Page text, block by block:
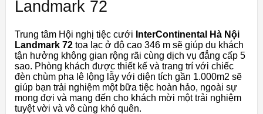
Landmark 72
Trung tâm Hội nghị tiệc cưới InterContinental Hà Nội
Landmark 72 tọa lạc ở độ cao 346 m sẽ giúp du khách
tận hưởng không gian rộng rãi cùng dịch vụ đẳng cấp 5
sao. Phòng khách được thiết kế và trang trí với chiếc
đèn chùm pha lê lộng lẫy với diện tích gần 1.000m2 sẽ
giúp bạn trải nghiệm một bữa tiệc hoàn hảo, ngoài sự
mong đợi và mang đến cho khách mời một trải nghiệm
tuyệt vời và vô cùng khó quên.